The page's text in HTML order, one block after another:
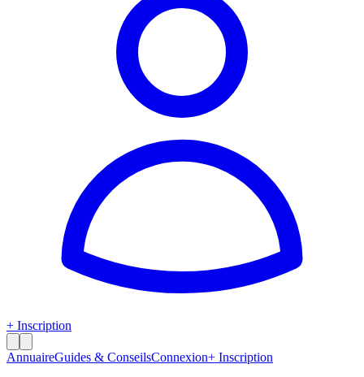
+ Inscription
AnnuaireGuides & ConseilsConnexion+ Inscription